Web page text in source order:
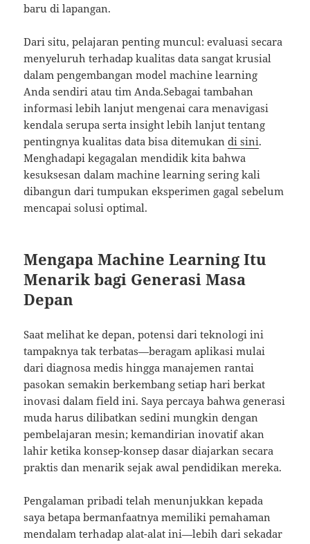
baru di lapangan.
Dari situ, pelajaran penting muncul: evaluasi secara
menyeluruh terhadap kualitas data sangat krusial
dalam pengembangan model machine learning
Anda sendiri atau tim Anda.Sebagai tambahan
informasi lebih lanjut mengenai cara menavigasi
kendala serupa serta insight lebih lanjut tentang
pentingnya kualitas data bisa ditemukandi sini.
Menghadapi kegagalan mendidik kita bahwa
kesuksesan dalam machine learning sering kali
dibangun dari tumpukan eksperimen gagal sebelum
mencapai solusi optimal.
Mengapa Machine Learning Itu
Menarik bagi Generasi Masa
Depan
Saat melihat ke depan, potensi dari teknologi ini
tampaknya tak terbatas—beragam aplikasi mulai
dari diagnosa medis hingga manajemen rantai
pasokan semakin berkembang setiap hari berkat
inovasi dalam field ini. Saya percaya bahwa generasi
muda harus dilibatkan sedini mungkin dengan
pembelajaran mesin; kemandirian inovatif akan
lahir ketika konsep-konsep dasar diajarkan secara
praktis dan menarik sejak awal pendidikan mereka.
Pengalaman pribadi telah menunjukkan kepada
saya betapa bermanfaatnya memiliki pemahaman
mendalam terhadap alat-alat ini—lebih dari sekadar